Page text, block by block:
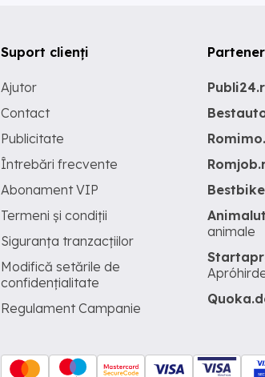
Suport clienți
Ajutor
Contact
Publicitate
Întrebări frecvente
Abonament VIP
Termeni și condiții
Siguranța tranzacțiilor
Modifică setările de
confidențialitate
Regulament Campanie
animale